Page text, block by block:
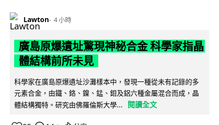
Lawton 4 小時
廣島原爆遺址驚現神秘合金 科學家指晶
體結構前所未見
科學家在廣島原爆遺址沙灘樣本中，發現一種從未有記錄的多
元素合金，由鐵、鉻、鎳、錳、鉬及鋁六種金屬混合而成，晶
體結構獨特。研究由佛羅倫斯大學...
閱讀全文